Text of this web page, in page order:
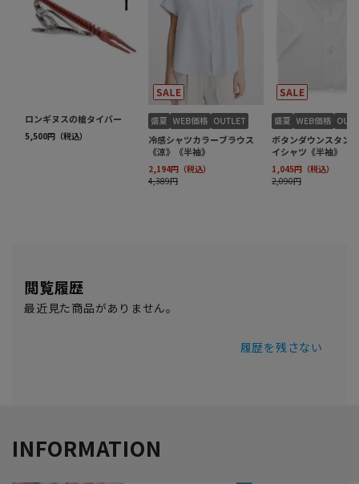
閲覧履歴
最近見た商品がありません。
履歴を残さない
INFORMATION